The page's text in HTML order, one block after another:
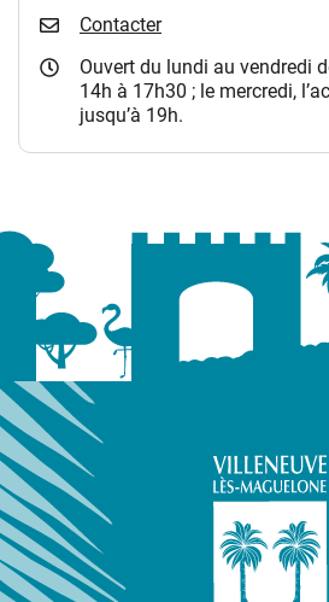
Contacter
Ouvert du lundi au vendredi
14h à 17h30 ; le mercredi,
jusqu’à 19h.